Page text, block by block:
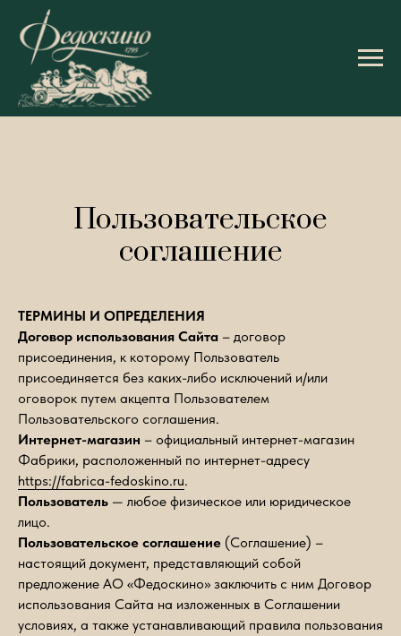
Пользовательское
соглашение
ТЕРМИНЫ И ОПРЕДЕЛЕНИЯ
Договор использования Сайта – договор
присоединения, к которому Пользователь
присоединяется без каких-либо исключений и/или
оговорок путем акцепта Пользователем
Пользовательского соглашения.
Интернет-магазин – официальный интернет-магазин
Фабрики, расположенный по интернет-адресу
https://fabrica-fedoskino.ru.
Пользователь — любое физическое или юридическое
лицо.
Пользовательское соглашение (Соглашение) –
настоящий документ, представляющий собой
предложение АО «Федоскино» заключить с ним Договор
использования Сайта на изложенных в Соглашении
условиях, а также устанавливающий правила пользования